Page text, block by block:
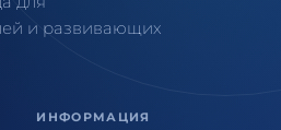
и развивающих
ИНФОРМАЦИЯ